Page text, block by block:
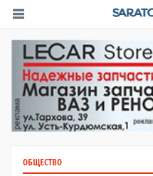
ОБЩЕСТВО